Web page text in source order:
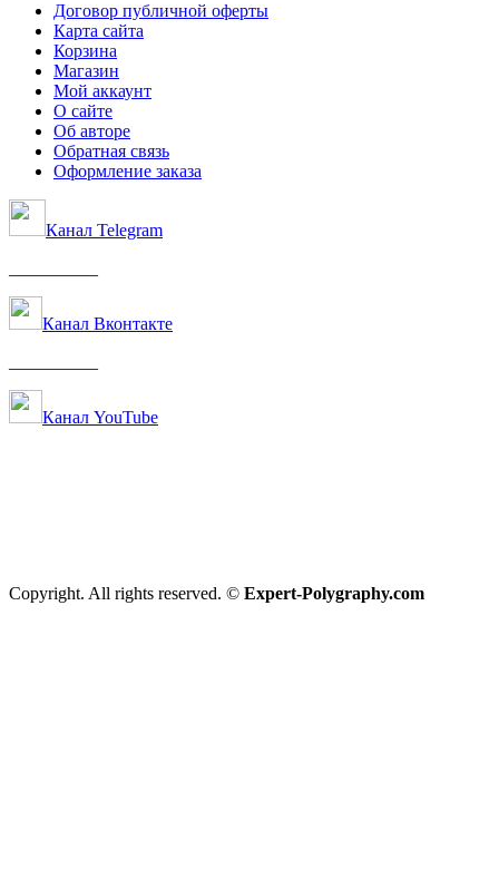
Договор публичной оферты
Карта сайта
Корзина
Магазин
Мой аккаунт
О сайте
Об авторе
Обратная связь
Оформление заказа
Канал Telegram
Канал Вконтакте
Канал YouTube
Copyright. All rights reserved. © Expert-Polygraphy.com